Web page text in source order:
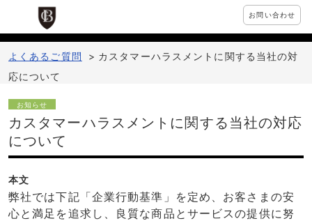
お問い合わせ
よくあるご質問 > カスタマーハラスメントに関する当社の対
応について
お知らせ
カスタマーハラスメントに関する当社の対応
について
本文
弊社では下記「企業行動基準」を定め、お客さまの安
心と満足を追求し、良質な商品とサービスの提供に努